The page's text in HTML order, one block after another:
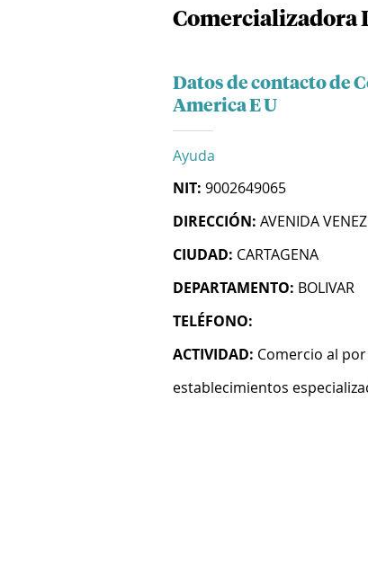
Comercializadora
Datos de contacto de
America E U
Ayuda
NIT: 9002649065
DIRECCIÓN: AVENIDA
CIUDAD: CARTAGENA
DEPARTAMENTO: BOLIVAR
TELÉFONO:
ACTIVIDAD: Comercio al
establecimientos